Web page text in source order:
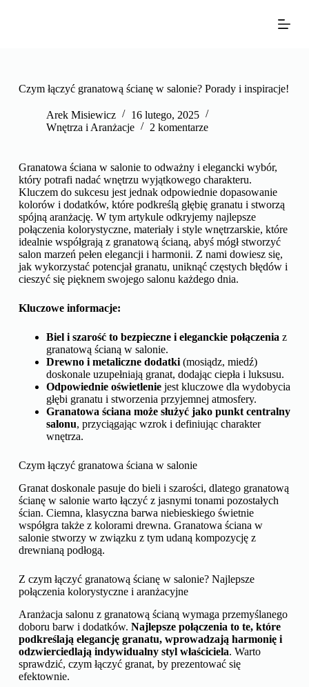
Czym łączyć granatową ścianę w salonie? Porady i inspiracje!
Arek Misiewicz
16 lutego, 2025
Wnętrza i Aranżacje
2 komentarze
Granatowa ściana w salonie to odważny i elegancki wybór,
który potrafi nadać wnętrzu wyjątkowego charakteru.
Kluczem do sukcesu jest jednak odpowiednie dopasowanie
kolorów i dodatków, które podkreślą głębię granatu i stworzą
spójną aranżację. W tym artykule odkryjemy najlepsze
połączenia kolorystyczne, materiały i style wnętrzarskie, które
idealnie współgrają z granatową ścianą, abyś mógł stworzyć
salon marzeń pełen elegancji i harmonii. Z nami dowiesz się,
jak wykorzystać potencjał granatu, uniknąć częstych błędów i
cieszyć się pięknem swojego salonu każdego dnia.
Kluczowe informacje:
Biel i szarość to bezpieczne i eleganckie połączenia z
granatową ścianą w salonie.
Drewno i metaliczne dodatki(mosiądz, miedź)
doskonale uzupełniają granat, dodając ciepła i luksusu.
Odpowiednie oświetleniejest kluczowe dla wydobycia
głębi granatu i stworzenia przyjemnej atmosfery.
Granatowa ściana może służyć jako punkt centralny
salonu, przyciągając wzrok i definiując charakter
wnętrza.
Czym łączyć granatowa ściana w salonie
Granat doskonale pasuje do bieli i szarości, dlatego granatową
ścianę w salonie warto łączyć z jasnymi tonami pozostałych
ścian. Ciemna, klasyczna barwa niebieskiego świetnie
współgra także z kolorami drewna. Granatowa ściana w
salonie stworzy w związku z tym udaną kompozycję z
drewnianą podłogą.
Z czym łączyć granatową ścianę w salonie? Najlepsze
połączenia kolorystyczne i aranżacyjne
Aranżacja salonu z granatową ścianą wymaga przemyślanego
doboru barw i dodatków. Najlepsze połączenia to te, które
podkreślają elegancję granatu, wprowadzają harmonię i
odzwierciedlają indywidualny styl właściciela. Warto
sprawdzić, czym łączyć granat, by prezentować się
efektownie.